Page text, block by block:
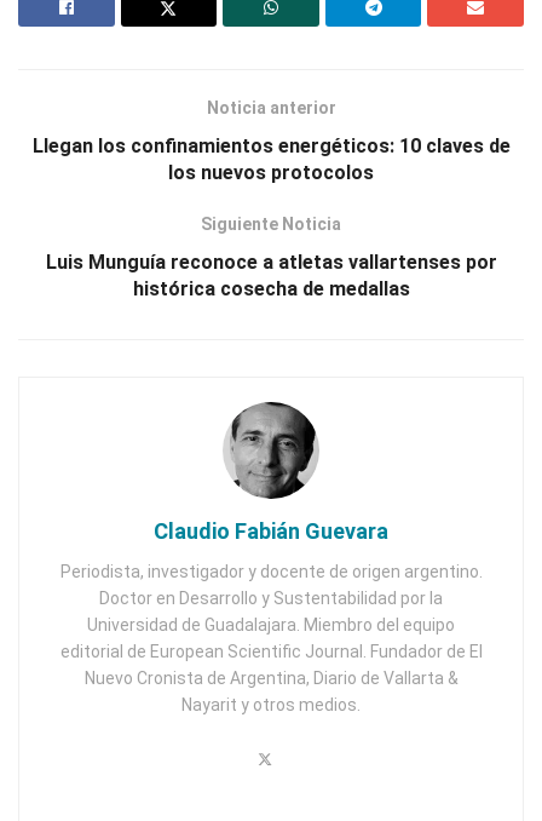
Noticia anterior
Llegan los confinamientos energéticos: 10 claves de
los nuevos protocolos
Siguiente Noticia
Luis Munguía reconoce a atletas vallartenses por
histórica cosecha de medallas
Claudio Fabián Guevara
Periodista, investigador y docente de origen argentino.
Doctor en Desarrollo y Sustentabilidad por la
Universidad de Guadalajara. Miembro del equipo
editorial de European Scientific Journal. Fundador de El
Nuevo Cronista de Argentina, Diario de Vallarta &
Nayarit y otros medios.